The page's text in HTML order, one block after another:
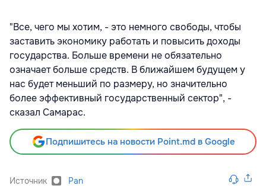
"Все, чего мы хотим, - это немного свободы, чтобы
заставить экономику работать и повысить доходы
государства. Больше времени не обязательно
означает больше средств. В ближайшем будущем у
нас будет меньший по размеру, но значительно
более эффективный государственный сектор", -
сказал Самарас.
Подпишитесь на новости Point.md в Google
Источник Pan